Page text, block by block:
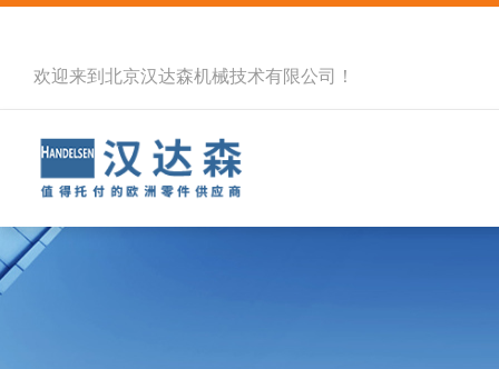
欢迎来到北京汉达森机械技术有限公司！